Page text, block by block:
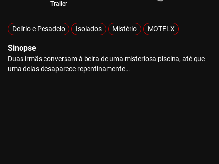
Trailer
Delírio e Pesadelo Isolados Mistério MOTELX
Sinopse
Duas irmãs conversam à beira de uma misteriosa piscina, até que
uma delas desaparece repentinamente…